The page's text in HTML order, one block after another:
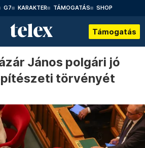
G7 KARAKTER TÁMOGATÁS SHOP
Támogatás
János polgári jó
törvényét